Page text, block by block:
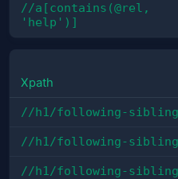
//a[contains(@rel,
'help')]
Xpath
//h1/following-
//h1/following-
//h1/following-